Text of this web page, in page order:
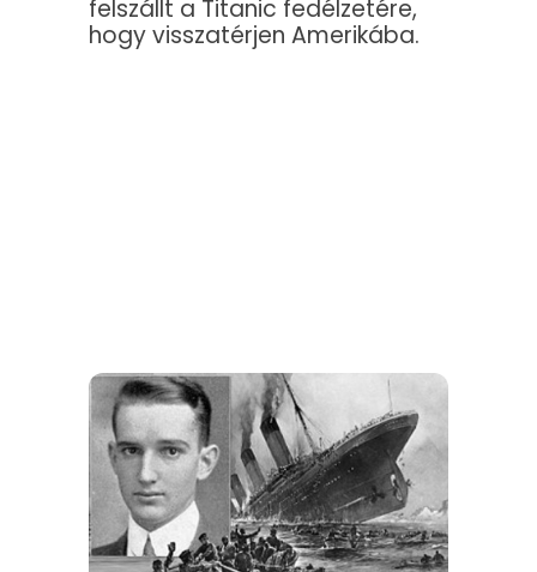
felszállt a Titanic fedélzetére,
hogy visszatérjen Amerikába.